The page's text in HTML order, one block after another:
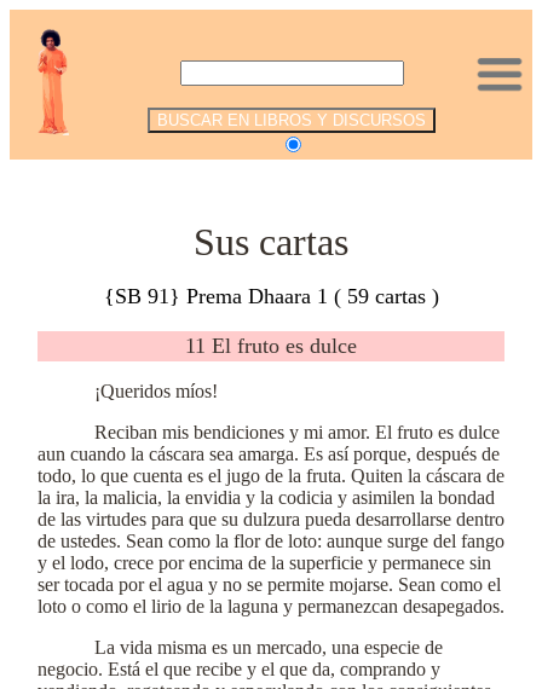
Sus cartas
{SB 91} Prema Dhaara 1 ( 59 cartas )
11 El fruto es dulce
¡Queridos míos!
Reciban mis bendiciones y mi amor. El fruto es dulce
aun cuando la cáscara sea amarga. Es así porque, después de
todo, lo que cuenta es el jugo de la fruta. Quiten la cáscara de
la ira, la malicia, la envidia y la codicia y asimilen la bondad
de las virtudes para que su dulzura pueda desarrollarse dentro
de ustedes. Sean como la flor de loto: aunque surge del fango
y el lodo, crece por encima de la superficie y permanece sin
ser tocada por el agua y no se permite mojarse. Sean como el
loto o como el lirio de la laguna y permanezcan desapegados.
La vida misma es un mercado, una especie de
negocio. Está el que recibe y el que da, comprando y